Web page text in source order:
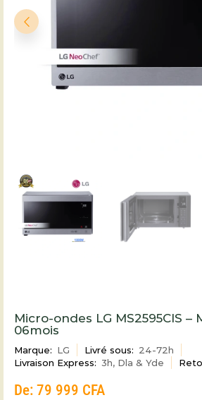
Micro-ondes LG MS2595CIS –
06mois
Marque: LG Livré sous: 24-72h
Livraison Express: 3h, Dla & Yde
De: 79 999 CFA